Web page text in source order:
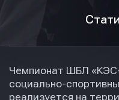
Чемпионат ШБЛ
социально-
реализуется на